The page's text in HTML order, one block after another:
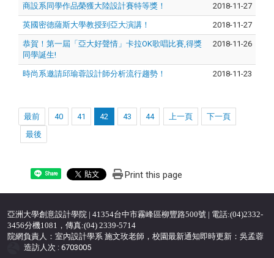
商設系同學作品榮獲大陸設計賽特等獎！ 2018-11-27
英國密德薩斯大學教授到亞大演講！ 2018-11-27
恭賀！第一屆「亞大好聲情」卡拉OK歌唱比賽,得獎
同學誕生!
2018-11-26
時尚系邀請邱瑜蓉設計師分析流行趨勢！ 2018-11-23
最前 40 41 42 43 44 上一頁
下一頁
最後
Share Print this page
亞洲大學創意設計學院 | 41354台中市霧峰區柳豐路500號 | 電話:(04)2332-
3456分機1081，傳真:(04) 2339-5714
院網負責人：室內設計學系 施文玫老師，校園最新通知即時更新：吳孟蓉
造訪人次 : 6703005